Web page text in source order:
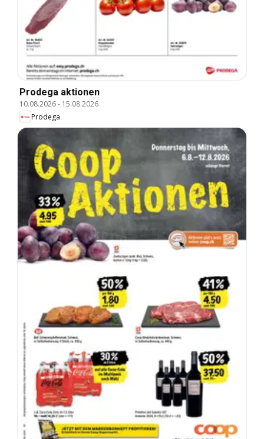
Prodega aktionen
10.08.2026- 15.08.2026
Prodega